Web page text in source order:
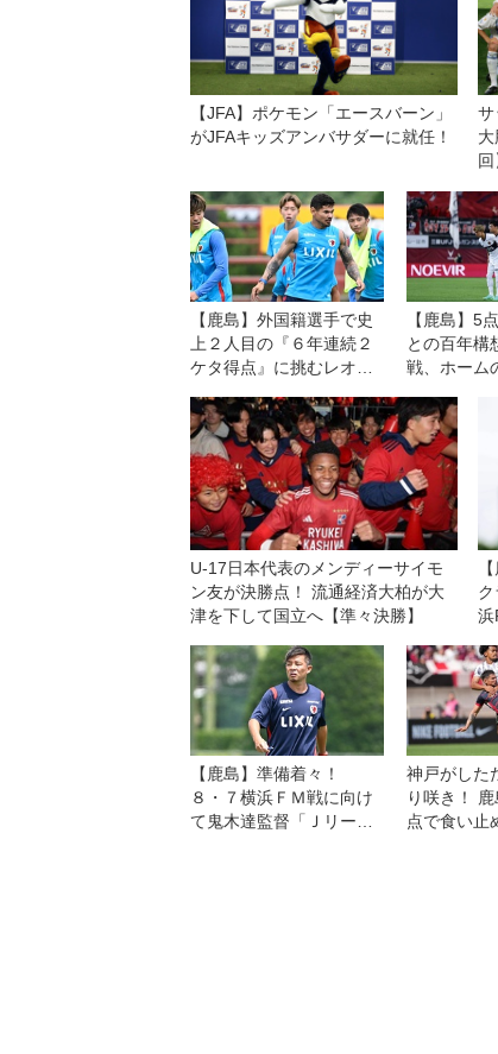
【JFA】ポケモン「エースバーン」
がJFAキッズアンバサダーに就任！
サ
回
【鹿島】外国籍選手で史
上２人目の『６年連続２
ケタ得点』に挑むレオ・
との開幕戦は「王者であ
る自分たちの力を示す機
会」と意気込む
【鹿島】5
との百年構
戦、ホーム
へ。鬼木達
起こす状況
U-17日本代表のメンディーサイモ
ン友が決勝点！ 流通経済大柏が大
津を下して国立へ【準々決勝】
浜
い
【鹿島】準備着々！
８・７横浜ＦＭ戦に向け
て鬼木達監督「Ｊリーグ
神戸がした
り咲き！
点で食い止